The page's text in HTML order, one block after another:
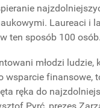
Laureaci i
ten sposób 100 osób.
młodzi
wsparcie finansowe,
ręka do
Pyrć, prezes